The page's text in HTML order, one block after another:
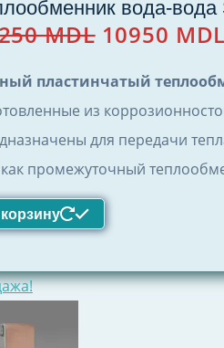
вода-
MDL
11250
10950 MDL
пластинчатый
из
для передачи
промежуточный